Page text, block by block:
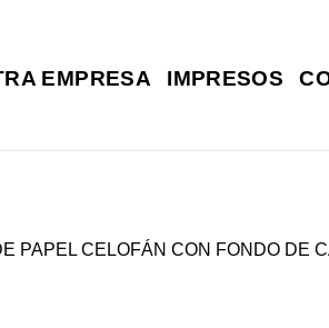
EMPRESA IMPRESOS
PAPEL CELOFÁN CON FONDO DE